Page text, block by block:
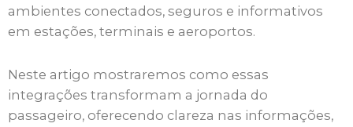
ambientes conectados, seguros e informativos
em estações, terminais e aeroportos.
Neste artigo mostraremos como essas
integrações transformam a jornada do
passageiro, oferecendo clareza nas informações,